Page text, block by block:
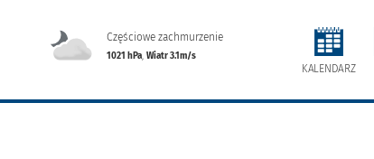
Częściowe zachmurzenie
1021 hPa,Wiatr 3.1m/s
KALENDARZ